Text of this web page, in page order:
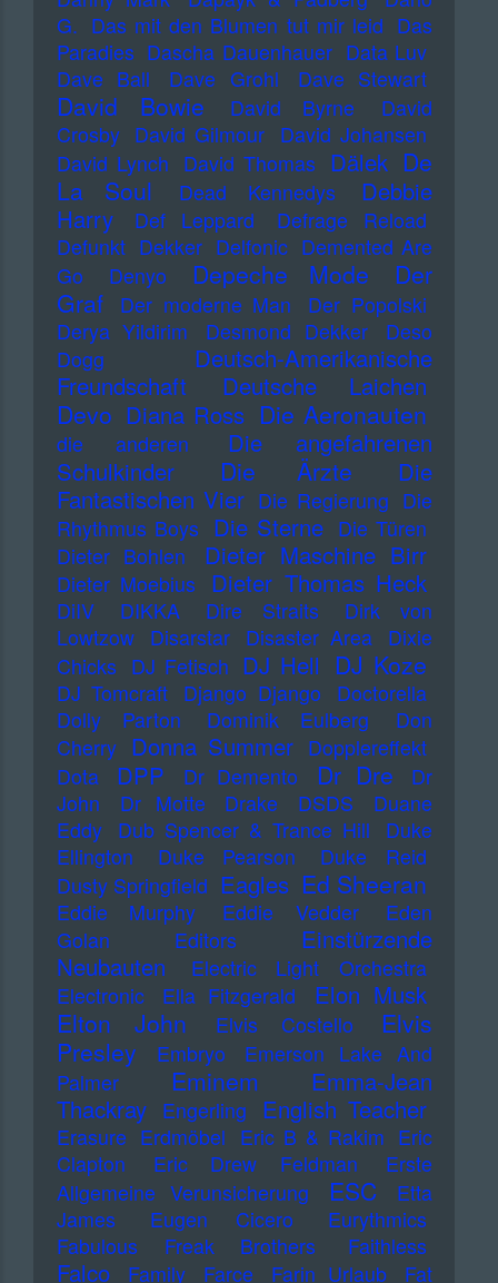
G. Das mit den Blumen tut mir leid Das
Paradies Dascha Dauenhauer Data Luv
Dave Ball
Dave Grohl Dave Stewart
David Bowie David Byrne
David
Crosby David Gilmour David Johansen
David Lynch David Thomas Dälek De
La Soul
Dead Kennedys
Debbie
Harry
Def Leppard
Defrage Reload
Defunkt Dekker Delfonic Demented Are
Go
Denyo Depeche Mode
Der
Graf
Der moderne Man
Der Popolski
Derya Yildirim
Desmond Dekker
Deso
Dogg
Deutsch-Amerikanische
Freundschaft
Deutsche Laichen
Devo Diana Ross Die Aeronauten
die anderen
Die angefahrenen
Schulkinder
Die Ärzte
Die
Fantastischen Vier Die Regierung Die
Rhythmus Boys Die Sterne Die Türen
Dieter Bohlen
Dieter Maschine Birr
Dieter Moebius Dieter Thomas Heck
DiIV DIKKA Dire Straits
Dirk von
Lowtzow
Disarstar Disaster Area
Dixie
Chicks DJ Fetisch DJ Hell DJ Koze
DJ Tomcraft Django Django
Doctorella
Dolly Parton
Dominik Eulberg
Don
Cherry Donna Summer Dopplereffekt
Dota
DPP Dr Demento Dr Dre
Dr
John
Dr Motte Drake DSDS
Duane
Eddy
Dub Spencer & Trance Hill
Duke
Ellington
Duke Pearson
Duke Reid
Dusty Springfield Eagles Ed Sheeran
Eddie Murphy Eddie Vedder
Eden
Golan
Editors
Einstürzende
Neubauten
Electric Light Orchestra
Electronic
Ella Fitzgerald Elon Musk
Elton John Elvis Costello
Elvis
Presley
Embryo
Emerson Lake And
Palmer
Eminem
Emma-Jean
Thackray
Engerling English Teacher
Erasure Erdmöbel Eric B & Rakim Eric
Clapton
Eric Drew Feldman
Erste
Allgemeine Verunsicherung
ESC
Etta
James
Eugen Cicero
Eurythmics
Fabulous Freak Brothers
Faithless
Falco Family Farce Farin Urlaub Fat